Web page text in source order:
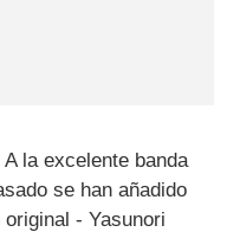
la excelente banda
se han añadido
- Yasunori